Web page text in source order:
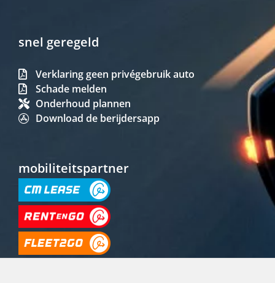
snel geregeld
Verklaring geen privégebruik auto
Schade melden
Onderhoud plannen
Download de berijdersapp
mobiliteitspartner